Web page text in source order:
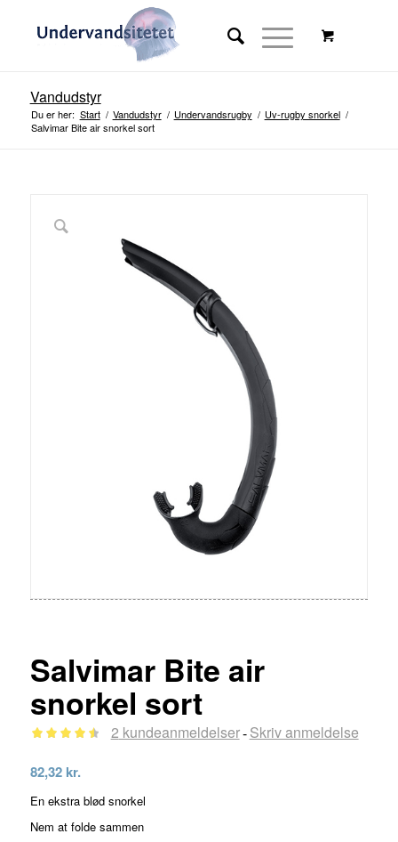
Vandudstyr
Du er her: Start / Vandudstyr / Undervandsrugby / Uv-rugby snorkel /
Salvimar Bite air snorkel sort
Salvimar Bite air
snorkel sort
som4.50
ud af 5
baseret
2 kundeanmeldelser-Skriv anmeldelse
82,32 kr.
En ekstra blød snorkel
Nem at folde sammen